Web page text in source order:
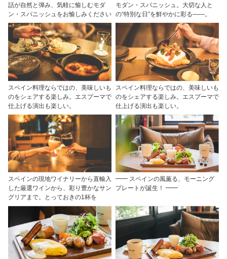
話が自然と弾み、気軽に愉しむモダ
ン・スパニッシュをお愉しみください
モダン・スパニッシュ。大切な人と
の“特別な日”を鮮やかに彩る――。
スペイン料理ならではの、美味しいも
のをシェアする楽しみ。エスプーマで
仕上げる演出も楽しい。
スペイン料理ならではの、美味しいも
のをシェアする楽しみ。エスプーマで
仕上げる演出も楽しい。
スペインの現地ワイナリーから直輸入
した厳選ワインから、彩り豊かなサン
グリアまで。とっておきの1杯を
━━ スペインの風薫る、モーニング
プレートが誕生！ ━━